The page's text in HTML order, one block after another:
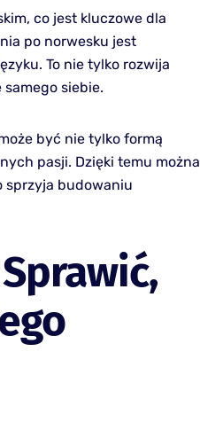
co jest kluczowe dla
po norwesku jest
To nie tylko rozwija
siebie.
być nie tylko formą
pasji. Dzięki temu można
sprzyja budowaniu